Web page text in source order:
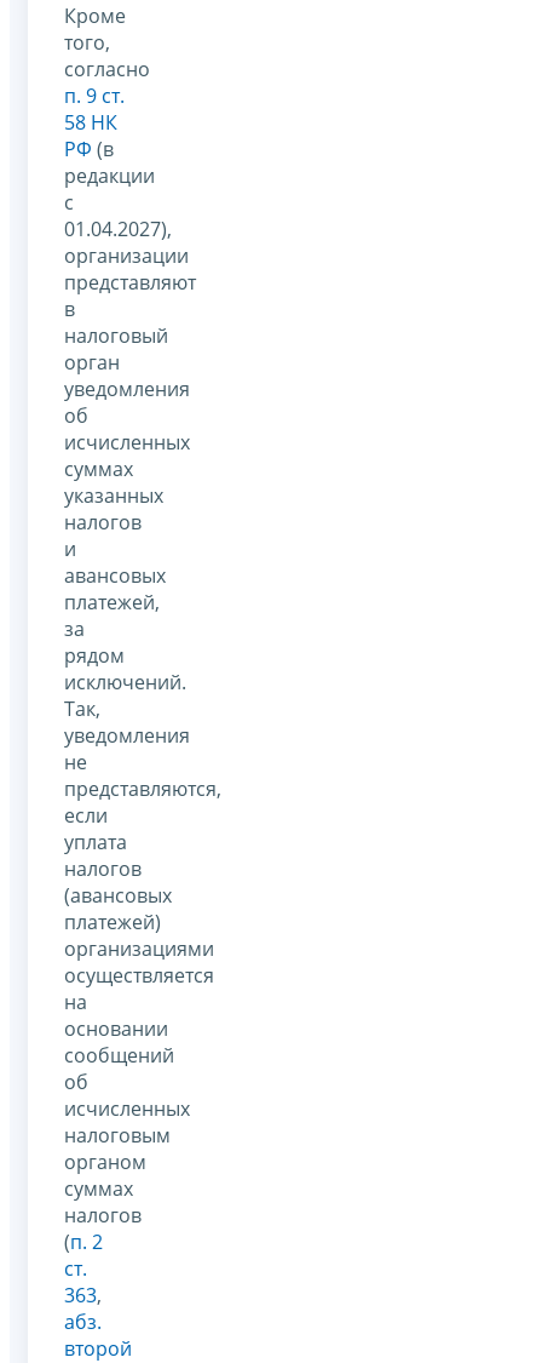
Кроме
того,
согласно
п. 9 ст.
58 НК
РФ (в
редакции
с
01.04.2027),
организации
представляют
в
налоговый
орган
уведомления
об
исчисленных
суммах
указанных
налогов
и
авансовых
платежей,
за
рядом
исключений.
Так,
уведомления
не
представляются,
если
уплата
налогов
(авансовых
платежей)
организациями
осуществляется
на
основании
сообщений
об
исчисленных
налоговым
органом
суммах
налогов
(п. 2
ст.
363,
абз.
второй